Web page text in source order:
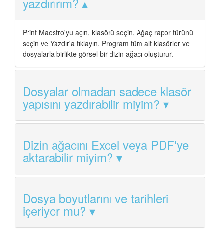
Print Maestro'yu açın, klasörü seçin, Ağaç rapor türünü
seçin ve Yazdır'a tıklayın. Program tüm alt klasörler ve
dosyalarla birlikte görsel bir dizin ağacı oluşturur.
Dosyalar olmadan sadece klasör
yapısını yazdırabilir miyim?
Dizin ağacını Excel veya PDF'ye
aktarabilir miyim?
Dosya boyutlarını ve tarihleri
içeriyor mu?